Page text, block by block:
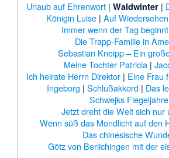
Urlaub auf Ehrenwort | Waldwinter |
Königin Luise | Auf
Immer wenn der Tag beginnt
Die Trapp-Familie in
Sebastian Kneipp – Ein
Meine Tochter Patricia|
Ich heirate Herrn Direktor | Eine Frau
Ingeborg | Schlußakkord | Das
Schwejks Flegeljahre
Jetzt dreht die Welt sich nur
Wenn süß das Mondlicht auf den
Das chinesische
Götz von Berlichingen mit der